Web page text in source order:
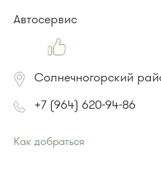
Автосервис
Солнечногорский
+7 (964) 620-94-86
Как добраться